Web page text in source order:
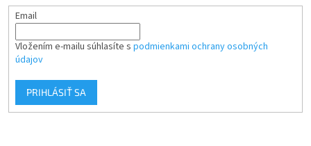
Email
Vložením e-mailu súhlasíte s podmienkami ochrany osobných
údajov
PRIHLÁSIŤ SA